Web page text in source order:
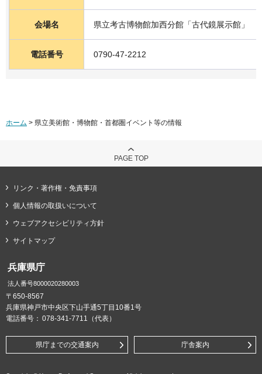
会場名 県立考古博物館加西分館「古代鏡展示館」
電話番号 0790-47-2212
ホーム > 県立美術館・博物館・首都圏イベント等の情報
PAGE TOP
リンク・著作権・免責事項
個人情報の取扱いについて
ウェブアクセシビリティ方針
サイトマップ
兵庫県庁
法人番号8000020280003
〒650-8567
兵庫県神戸市中央区下山手通5丁目10番1号
電話番号： 078-341-7711（代表）
県庁までの交通案内 庁舎案内